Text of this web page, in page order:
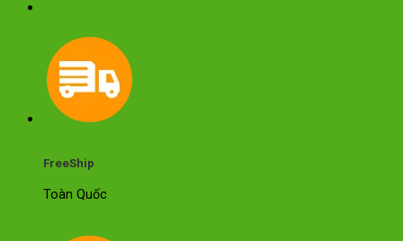
FreeShip
Toàn Quốc